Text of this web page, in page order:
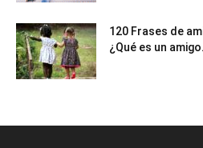
120 Frases de
¿Qué es un